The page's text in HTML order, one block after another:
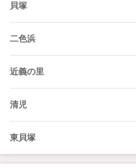
貝塚
二色浜
近義の里
清児
東貝塚